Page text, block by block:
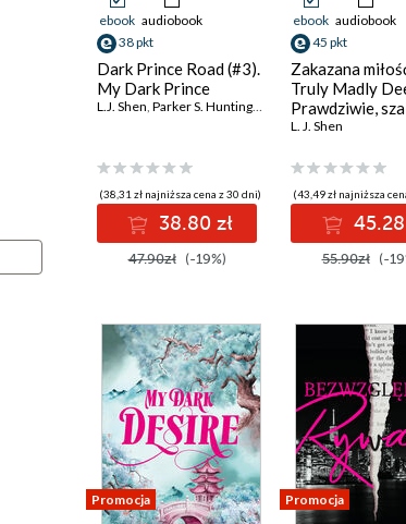
ebook audiobook
38 pkt
Dark Prince Road (#3).
My Dark Prince
L.J. Shen, Parker S. Huntington
(38,31 zł najniższa cena z 30 dni)
38.80 zł
47.90zł (-19%)
ebook audiobook
45 pkt
Zakazana
Truly Madly
Prawdziwie,
głęboko
L. J. Shen
(43,49 zł najniższa
45.28
55.90zł (-
Promocja Promocja